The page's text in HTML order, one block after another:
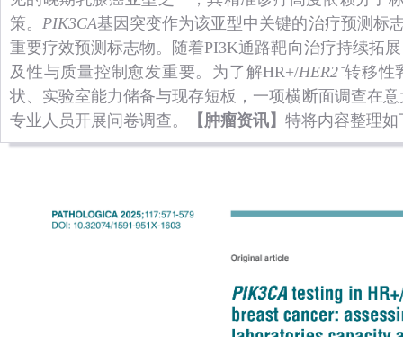
策。PIK3CA基因突变作为该亚型中关键的治疗预测标
重要疗效预测标志物。随着PI3K通路靶向治疗持续拓
及性与质量控制愈发重要。为了解HR+/HER2⁻转移性
状、实验室能力储备与现存短板，一项横断面调查在
专业人员开展问卷调查。
【肿瘤资讯】 特将内容整理